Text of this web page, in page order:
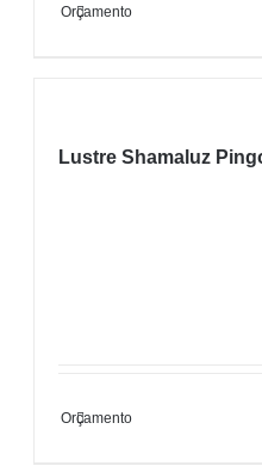
Orçamento
Lustre Shamaluz
Orçamento